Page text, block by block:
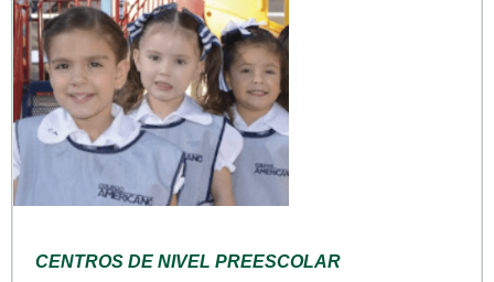
CENTROS DE NIVEL PREESCOLAR